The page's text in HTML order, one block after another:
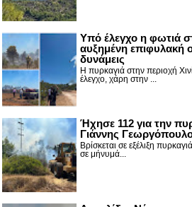
Υπό έλεγχο η φωτιά
αυξημένη επιφυλακή
δυνάμεις
Η πυρκαγιά στην περιοχή
έλεγχο, χάρη στην ...
Ήχησε 112 για την
Γιάννης
Βρίσκεται σε εξέλιξη
σε μήνυμά...